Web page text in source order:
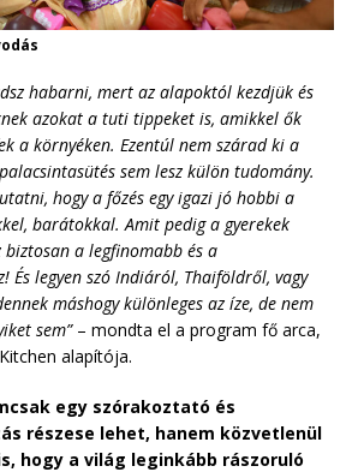
habarni, mert az alapoktól kezdjük és
azokat a tuti tippeket is, amikkel ők
a környéken. Ezentúl nem szárad ki a
sem lesz külön tudomány.
hogy a főzés egy igazi jó hobbi a
barátokkal. Amit pedig a gyerekek
biztosan a legfinomabb és a
És legyen szó Indiáról, Thaiföldről, vagy
máshogy különleges az íze, de nem
sem”– mondta el a program fő arca,
alapítója.
egy szórakoztató és
részese lehet, hanem közvetlenül
hogy a világ leginkább rászoruló